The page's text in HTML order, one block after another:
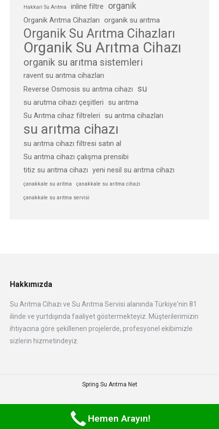
Hakkari Su Arıtma inline filtre organik
Organik Arıtma Cihazları organik su arıtma
Organik Su Arıtma Cihazları
Organik Su Arıtma Cihazı
organik su arıtma sistemleri
ravent su arıtma cihazları
Reverse Osmosis su arıtma cihazı
su
su arutma cihazı çeşitleri
su arıtma
Su Arıtma cihaz filtreleri
su arıtma cihazları
su arıtma cihazı
su arıtma cihazı filtresi satın al
Su arıtma cihazı çalışma prensibi
titiz su arıtma cihazı yeni nesil su arıtma cihazı
çanakkale su arıtma çanakkale su arıtma cihazı
çanakkale su arıtma servisi
Hakkımızda
Su Arıtma Cihazı ve Su Arıtma Servisi alanında Türkiye'nin 81
ilinde ve yurtdışında faaliyet göstermekteyiz. Müşterilerimizin
ihtiyacına göre şekillenen projelerde, profesyonel ekibimizle
sizlerin hizmetindeyiz.
Spring Su Arıtma Net
Hemen Arayın!